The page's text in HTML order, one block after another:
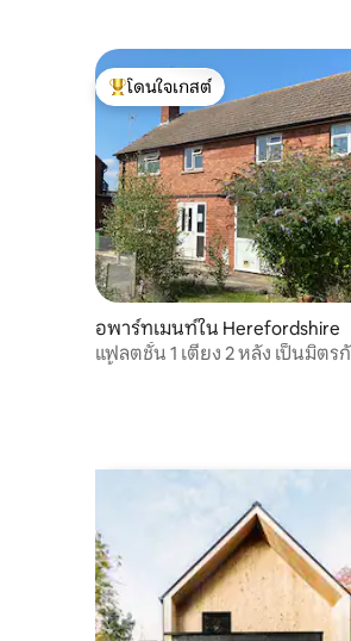
โดนใจเกสต์ที่สุด
โดนใจเกสต์
อพาร์ทเมนท์ใน Herefordshire
แฟลตชั้น 1 เตียง 2 หลัง เป็นมิตร